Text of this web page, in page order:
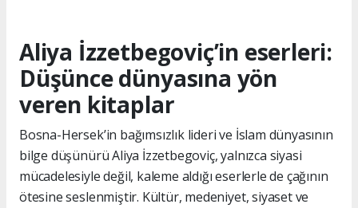
Aliya İzzetbegoviç’in eserleri:
Düşünce dünyasına yön
veren kitaplar
Bosna-Hersek’in bağımsızlık lideri ve İslam dünyasının
bilge düşünürü Aliya İzzetbegoviç, yalnızca siyasi
mücadelesiyle değil, kaleme aldığı eserlerle de çağının
ötesine seslenmiştir. Kültür, medeniyet, siyaset ve